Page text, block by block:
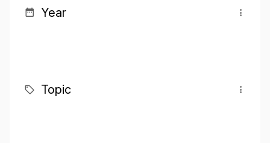
Year
Topic